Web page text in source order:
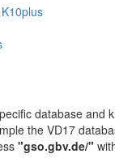
database and
the VD17
"gso.gbv.de/"